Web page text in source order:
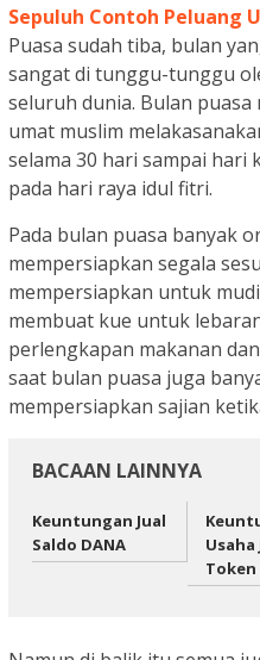
Sepuluh Contoh Peluang
Puasa sudah tiba, bulan
sangat di tunggu-tunggu
seluruh dunia. Bulan
umat muslim
selama 30 hari sampai hari
pada hari raya idul fitri.
Pada bulan puasa banyak
mempersiapkan segala
mempersiapkan untuk
membuat kue untuk
perlengkapan makanan
saat bulan puasa juga
mempersiapkan sajian
BACAAN LAINNYA
Keuntungan Jual
Saldo DANA
Usaha